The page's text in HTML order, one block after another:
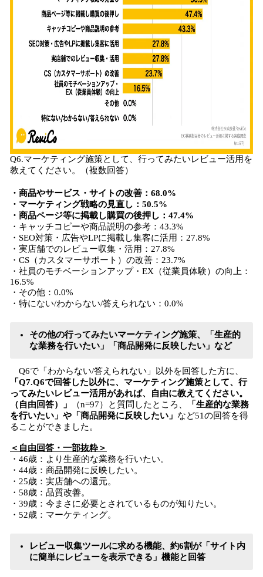
Q6.マーケティング施策として、行ってみたいレビュー活用を
教えてください。（複数回答）
・商品やサービス・サイトの改善：68.0%
・マーケティング戦略の見直し：50.5%
・商品ページ等に掲載し購買の後押し：47.4%
・キャッチコピーや商品説明の参考：43.3%
・SEO対策・広告やLPに掲載し集客に活用：27.8%
・実店舗でのレビュー収集・活用：27.8%
・CS（カスタマーサポート）の改善：23.7%
・社員のモチベーションアップ・EX（従業員体験）の向上：
16.5%
・その他：0.0%
・特にない/わからない/答えられない：0.0%
その他の行ってみたいマーケティング施策、「生産的
な業務を行いたい」「商品開発に反映したい」など
Q6で「わからない/答えられない」以外を回答した方に、
「Q7.Q6で回答した以外に、マーケティング施策として、行
ってみたいレビュー活用があれば、自由に教えてください。
（自由回答）」
（n=97）と質問したところ、
「生産的な業務
を行いたい」や「商品開発に反映したい」 など51の回答を得
ることができました。
＜自由回答・一部抜粋＞
・46歳：より生産的な業務を行いたい。
・44歳：商品開発に反映したい。
・25歳：実店舗への還元。
・58歳：品質改善。
・39歳：今まさに必要とされているものが知りたい。
・52歳：マーケティング。
レビュー収集ツールに求める機能、約6割が「サイト内
に簡単にレビューを表示できる」機能と回答